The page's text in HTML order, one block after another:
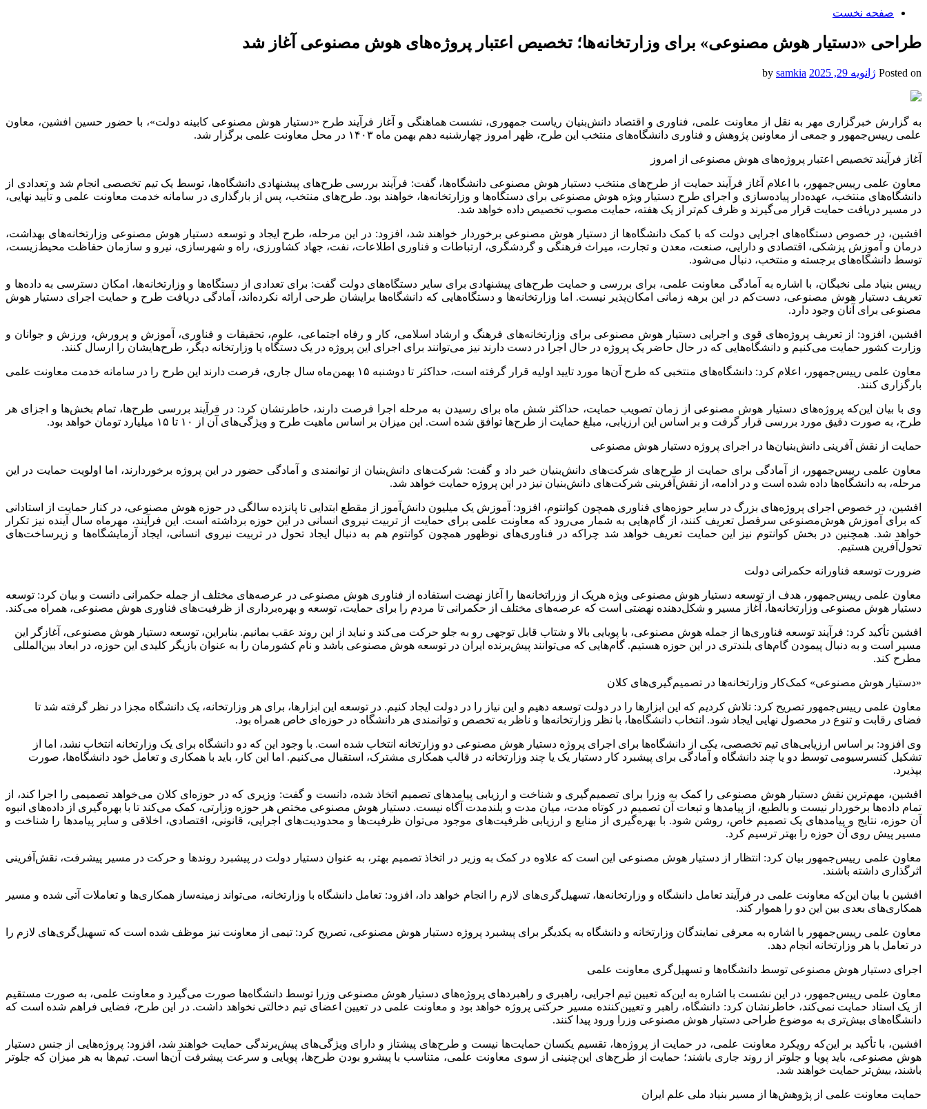
صفحه نخست
طراحی «دستیار هوش مصنوعی» برای وزارتخانه‌ها؛ تخصیص اعتبار پروژه‌های هوش مصنوعی آغاز شد
Posted on ژانویه 29, 2025 samkia
به گزارش خبرگزاری مهر به نقل از معاونت علمی، فناوری و اقتصاد دانش‌بنیان ریاست جمهوری، نشست هماهنگی و آغاز فرآیند طرح «دستیار هوش مصنوعی کابینه دولت»، با حضور حسین افشین، معاون
علمی رییس‌جمهور و جمعی از معاونین پژوهش و فناوری دانشگاه‌های منتخب این طرح، ظهر امروز چهارشنبه دهم بهمن ماه ۱۴۰۳ در محل معاونت علمی برگزار شد.
آغاز فرآیند تخصیص اعتبار پروژه‌های هوش مصنوعی از امروز
معاون علمی رییس‌جمهور، با اعلام آغاز فرآیند حمایت از طرح‌های منتخب دستیار هوش مصنوعی دانشگاه‌ها، گفت: فرآیند بررسی طرح‌های پیشنهادی دانشگاه‌ها، توسط یک تیم تخصصی انجام شد و تعدادی از
دانشگاه‌های منتخب، عهده‌دار پیاده‌سازی و اجرای طرح دستیار ویژه هوش مصنوعی برای دستگاه‌ها و وزارتخانه‌ها، خواهند بود. طرح‌های منتخب، پس از بارگذاری در سامانه خدمت معاونت علمی و تأیید نهایی،
در مسیر دریافت حمایت قرار می‌گیرند و ظرف کم‌تر از یک هفته، حمایت مصوب تخصیص داده خواهد شد.
افشین، در خصوص دستگاه‌های اجرایی دولت که با کمک دانشگاه‌ها از دستیار هوش مصنوعی برخوردار خواهند شد، افزود: در این مرحله، طرح ایجاد و توسعه دستیار هوش مصنوعی وزارتخانه‌های بهداشت،
درمان و آموزش پزشکی، اقتصادی و دارایی، صنعت، معدن و تجارت، میراث فرهنگی و گردشگری، ارتباطات و فناوری اطلاعات، نفت، جهاد کشاورزی، راه و شهرسازی، نیرو و سازمان حفاظت محیط‌زیست،
توسط دانشگاه‌های برجسته و منتخب، دنبال می‌شود.
رییس بنیاد ملی نخبگان، با اشاره به آمادگی معاونت علمی، برای بررسی و حمایت طرح‌های پیشنهادی برای سایر دستگاه‌های دولت گفت: برای تعدادی از دستگاه‌ها و وزارتخانه‌ها، امکان دسترسی به داده‌ها و
تعریف دستیار هوش مصنوعی، دست‌کم در این برهه زمانی امکان‌پذیر نیست. اما وزارتخانه‌ها و دستگاه‌هایی که دانشگاه‌ها برایشان طرحی ارائه نکرده‌اند، آمادگی دریافت طرح و حمایت اجرای دستیار هوش
مصنوعی برای آنان وجود دارد.
افشین، افزود: از تعریف پروژه‌های قوی و اجرایی دستیار هوش مصنوعی برای وزارتخانه‌های فرهنگ و ارشاد اسلامی، کار و رفاه اجتماعی، علوم، تحقیقات و فناوری، آموزش و پرورش، ورزش و جوانان و
وزارت کشور حمایت می‌کنیم و دانشگاه‌هایی که در حال حاضر یک پروژه در حال اجرا در دست دارند نیز می‌توانند برای اجرای این پروژه در یک دستگاه یا وزارتخانه دیگر، طرح‌هایشان را ارسال کنند.
معاون علمی رییس‌جمهور، اعلام کرد: دانشگاه‌های منتخبی که طرح آن‌ها مورد تایید اولیه قرار گرفته است، حداکثر تا دوشنبه ۱۵ بهمن‌ماه سال جاری، فرصت دارند این طرح را در سامانه خدمت معاونت علمی
بارگزاری کنند.
وی با بیان این‌که پروژه‌های دستیار هوش مصنوعی از زمان تصویب حمایت، حداکثر شش ماه برای رسیدن به مرحله اجرا فرصت دارند، خاطرنشان کرد: در فرآیند بررسی طرح‌ها، تمام بخش‌ها و اجزای هر
طرح، به صورت دقیق مورد بررسی قرار گرفت و بر اساس این ارزیابی، مبلغ حمایت از طرح‌ها توافق شده است. این میزان بر اساس ماهیت طرح و ویژگی‌های آن از ۱۰ تا ۱۵ میلیارد تومان خواهد بود.
حمایت از نقش آفرینی دانش‌بنیان‌ها در اجرای پروژه دستیار هوش مصنوعی
معاون علمی رییس‌جمهور، از آمادگی برای حمایت از طرح‌های شرکت‌های دانش‌بنیان خبر داد و گفت: شرکت‌های دانش‌بنیان از توانمندی و آمادگی حضور در این پروژه برخوردارند، اما اولویت حمایت در این
مرحله، به دانشگاه‌ها داده شده است و در ادامه، از نقش‌آفرینی شرکت‌های دانش‌بنیان نیز در این پروژه حمایت خواهد شد.
افشین، در خصوص اجرای پروژه‌های بزرگ در سایر حوزه‌های فناوری همچون کوانتوم، افزود: آموزش یک میلیون دانش‌آموز از مقطع ابتدایی تا پانزده سالگی در حوزه هوش مصنوعی، در کنار حمایت از استادانی
که برای آموزش هوش‌مصنوعی سرفصل تعریف کنند، از گام‌هایی به شمار می‌رود که معاونت علمی برای حمایت از تربیت نیروی انسانی در این حوزه برداشته است. این فرآیند، مهرماه سال آینده نیز تکرار
خواهد شد. ‌همچنین در بخش کوانتوم نیز این حمایت تعریف خواهد شد چراکه در فناوری‌های نوظهور همچون کوانتوم هم به دنبال ایجاد تحول در تربیت نیروی انسانی، ایجاد آزمایشگاه‌ها و زیرساخت‌های
تحول‌آفرین هستیم.
ضرورت توسعه فناورانه حکمرانی دولت
معاون علمی رییس‌جمهور، هدف از توسعه دستیار هوش مصنوعی ویژه هریک از وزراتخانه‌ها را آغاز نهضت استفاده از فناوری هوش مصنوعی در عرصه‌های مختلف از جمله حکمرانی دانست و بیان کرد: توسعه
دستیار هوش مصنوعی وزارتخانه‌ها، آغاز مسیر و شکل‌دهنده نهضتی است که عرصه‌های مختلف از حکمرانی تا مردم را برای حمایت، توسعه و بهره‌برداری از ظرفیت‌های فناوری‌ هوش مصنوعی، همراه می‌کند.
افشین تأکید کرد: فرآیند توسعه فناوری‌ها از جمله هوش مصنوعی، با پویایی بالا و شتاب قابل توجهی رو به جلو حرکت می‌کند و نباید از این روند عقب بمانیم. بنابراین، توسعه دستیار هوش مصنوعی، آغازگر این
مسیر است و به دنبال پیمودن گام‌های بلندتری در این حوزه هستیم. گام‌هایی که می‌توانند پیش‌برنده ایران در توسعه هوش مصنوعی باشد و نام کشورمان را به عنوان بازیگر کلیدی این حوزه، در ابعاد بین‌المللی
مطرح کند.
«دستیار هوش مصنوعی» کمک‌کار وزارتخانه‌ها در تصمیم‌گیری‌های کلان
معاون علمی رییس‌جمهور تصریح کرد: تلاش کردیم که این ابزارها را در دولت توسعه دهیم و این نیاز را در دولت ایجاد کنیم. در توسعه این ابزارها، برای هر وزارتخانه، یک دانشگاه مجزا در نظر گرفته شد تا
فضای رقابت و تنوع در محصول نهایی ایجاد شود. انتخاب دانشگاه‌ها، با نظر وزارتخانه‌ها و ناظر به تخصص و توانمندی هر دانشگاه در حوزه‌ای خاص همراه بود.
وی افزود: بر اساس ارزیابی‌های تیم تخصصی، یکی از دانشگاه‌ها برای اجرای پروژه دستیار هوش مصنوعی دو وزارتخانه انتخاب شده است. با وجود این که دو دانشگاه برای یک وزارتخانه انتخاب نشد، اما از
تشکیل کنسرسیومی توسط دو یا چند دانشگاه و آمادگی برای پیشبرد کار دستیار یک یا چند وزارتخانه در قالب همکاری مشترک، استقبال می‌کنیم. اما این کار، باید با همکاری و تعامل خود دانشگاه‌ها، صورت
بپذیرد.
افشین، مهم‌ترین نقش دستیار هوش مصنوعی را کمک به وزرا برای تصمیم‌گیری و شناخت و ارزیابی پیامدهای تصمیم اتخاذ شده، دانست و گفت: وزیری که در حوزه‌ای کلان می‌خواهد تصمیمی را اجرا کند، از
تمام داده‌ها برخوردار نیست و بالطبع، از پیامدها و تبعات آن تصمیم در کوتاه مدت، میان مدت و بلندمدت آگاه نیست. دستیار هوش مصنوعی مختص هر حوزه وزارتی، کمک می‌کند تا با بهره‌گیری از داده‌های انبوه
آن حوزه، نتایج و پیامدهای یک تصمیم خاص، روشن شود. با بهره‌گیری از منابع و ارزیابی ظرفیت‌های موجود می‌توان ظرفیت‌ها و محدودیت‌های اجرایی، قانونی، اقتصادی، اخلاقی و سایر پیامدها را شناخت و
مسیر پیش روی آن حوزه را بهتر ترسیم کرد.
معاون علمی رییس‌جمهور بیان کرد: انتظار از دستیار هوش مصنوعی این است که علاوه در کمک به وزیر در اتخاذ تصمیم بهتر، به عنوان دستیار دولت در پیشبرد روندها و حرکت در مسیر پیشرفت، نقش‌آفرینی
اثرگذاری داشته باشند.
افشین با بیان این‌که معاونت علمی در فرآیند تعامل دانشگاه و وزارتخانه‌ها، تسهیل‌گری‌های لازم را انجام خواهد داد، افزود: تعامل دانشگاه با وزارتخانه، می‌تواند زمینه‌ساز همکاری‌ها و تعاملات آتی شده و مسیر
همکاری‌های بعدی بین این دو را هموار کند.
معاون علمی رییس‌جمهور با اشاره به معرفی نمایندگان وزارتخانه و دانشگاه به یکدیگر برای پیشبرد پروژه دستیار هوش مصنوعی، تصریح کرد: تیمی از معاونت نیز موظف شده است که تسهیل‌گری‌های لازم را
در تعامل با هر وزارتخانه انجام دهد.
اجرای دستیار هوش مصنوعی توسط دانشگاه‌ها و تسهیل‌گری معاونت علمی
معاون علمی رییس‌جمهور، در این نشست با اشاره به این‌که تعیین تیم اجرایی، راهبری و راهبردهای پروژه‌های دستیار هوش مصنوعی وزرا توسط دانشگاه‌ها صورت می‌گیرد و معاونت علمی، به صورت مستقیم
از یک استاد حمایت نمی‌کند، خاطرنشان کرد: دانشگاه، راهبر و تعیین‌کننده مسیر حرکتی پروژه خواهد بود و معاونت علمی در تعیین اعضای تیم دخالتی نخواهد داشت. در این طرح، فضایی فراهم شده است که
دانشگاه‌های بیش‌تری به موضوع طراحی دستیار هوش مصنوعی وزرا ورود پیدا کنند.
افشین، با تأکید بر این‌که رویکرد معاونت علمی، در حمایت از پروژه‌ها، تقسیم یکسان حمایت‌ها نیست و طرح‌های پیشتاز و دارای ویژگی‌های پیش‌برندگی حمایت خواهند شد، افزود: پروژه‌هایی از جنس دستیار
هوش مصنوعی، باید پویا ‌و جلوتر از روند جاری باشند؛ حمایت از طرح‌های این‌چنینی از سوی معاونت علمی، متناسب با پیشرو بودن طرح‌ها، پویایی و سرعت پیشرفت آن‌ها است. تیم‌ها به هر میزان که جلوتر
باشند، بیش‌تر حمایت خواهند شد.
حمایت معاونت علمی از پژوهش‌ها از مسیر بنیاد ملی علم ایران